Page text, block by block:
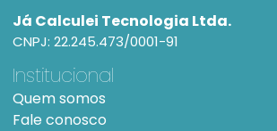
Já Calculei Tecnologia Ltda.
CNPJ: 22.245.473/0001-91
Institucional
Quem somos
Fale conosco